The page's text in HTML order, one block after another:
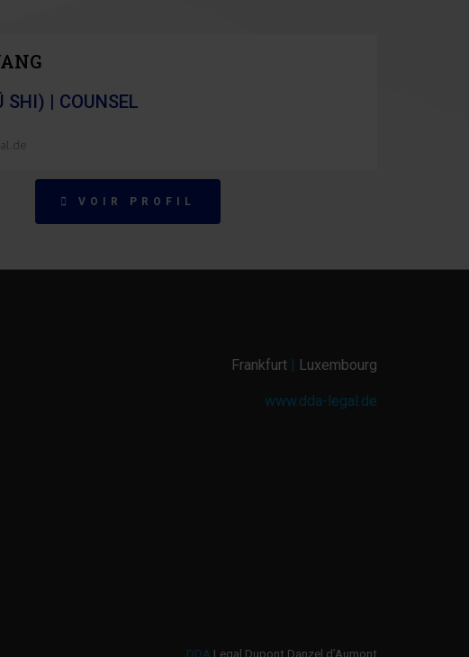
SHI) | COUNSEL
VOIR PROFIL
Frankfurt | Luxembourg
www.dda-legal.de
DDA Legal Dupont Danzel d’Aumont